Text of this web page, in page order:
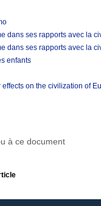
dans ses rapports avec la
dans ses rapports avec la
enfants
on the civilization of
à ce document